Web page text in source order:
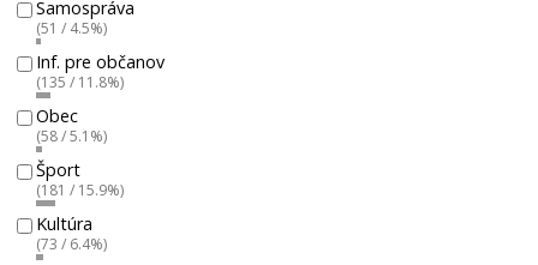
Samospráva
(51 / 4.5%)
Inf. pre občanov
(135 / 11.8%)
Obec
(58 / 5.1%)
Šport
(181 / 15.9%)
Kultúra
(73 / 6.4%)